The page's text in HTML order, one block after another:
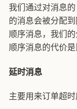
我们通过对消
的消息会被分配
顺序消息，我们
顺序消息的代价是
延时消息
主要用来订单超时